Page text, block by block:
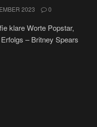
2023 0
klare Worte Popstar,
– Britney Spears